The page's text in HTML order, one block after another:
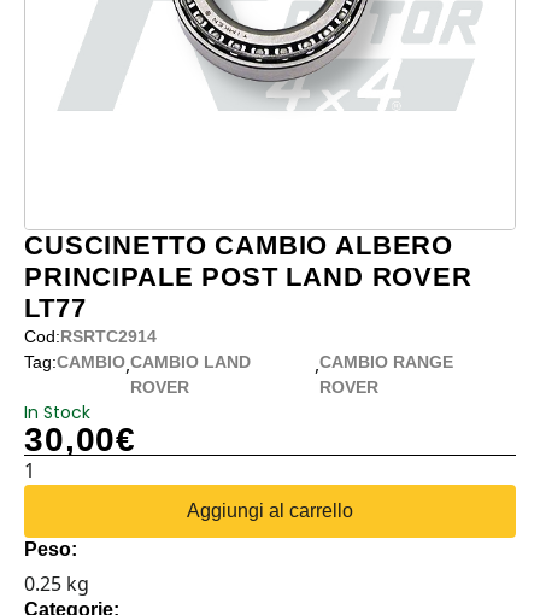
CUSCINETTO CAMBIO ALBERO
PRINCIPALE POST LAND ROVER
LT77
Cod:RSRTC2914
Tag:CAMBIO,CAMBIO LAND
ROVER
,CAMBIO RANGE
ROVER
In Stock
30,00€
CUSCINETTO
PRINCIPALE
POST
Aggiungi al carrello
Peso:
0.25 kg
Categorie: